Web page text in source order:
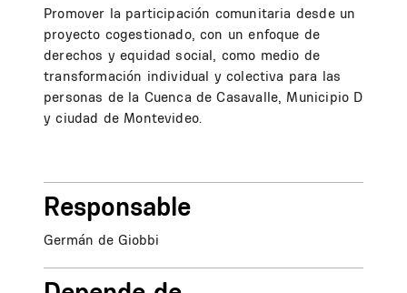
Promover la participación comunitaria desde un
proyecto cogestionado, con un enfoque de
derechos y equidad social, como medio de
transformación individual y colectiva para las
personas de la Cuenca de Casavalle, Municipio D
y ciudad de Montevideo.
Responsable
Germán de Giobbi